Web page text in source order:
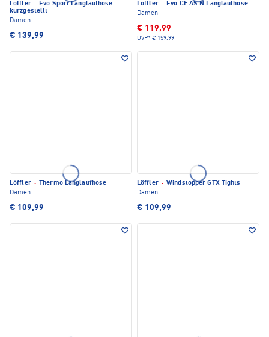
Löffler · Evo Sport Langlaufhose
kurzgestellt
Damen
€ 139,99
Löffler · Evo CF AS N Langlaufhose
Damen
€ 119,99
UVP* € 159,99
Löffler ·
Thermo Langlaufhose
Damen
€ 109,99
Löffler · Windstopper GTX Tights
Damen
€ 109,99